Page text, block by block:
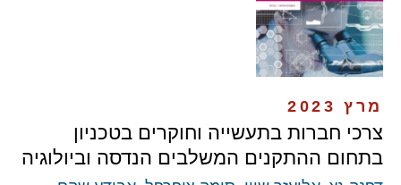
מרץ 2023
צרכי חברות בתעשייה וחוקרים בטכניון
בתחום ההתקנים המשלבים הנדסה וביולוגיה